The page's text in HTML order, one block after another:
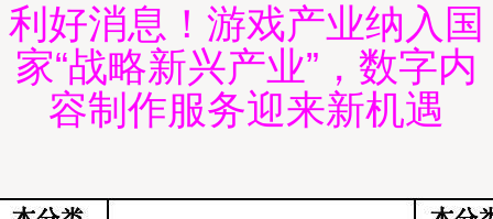
利好消息！游戏产业纳入国
家“战略新兴产业”，数字内
容制作服务迎来新机遇